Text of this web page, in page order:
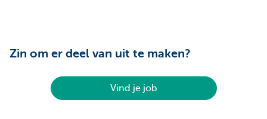
Zin om er deel van uit te maken?
Vind je job